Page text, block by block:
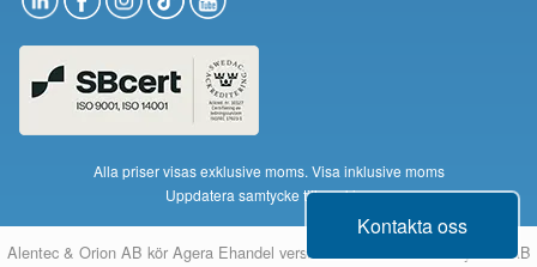
Kontakta oss
Alla priser visas exklusive moms. Visa inklusive moms
Uppdatera samtycke till cookies
Alentec & Orion AB kör Agera Ehandel version 14 från Montania System AB